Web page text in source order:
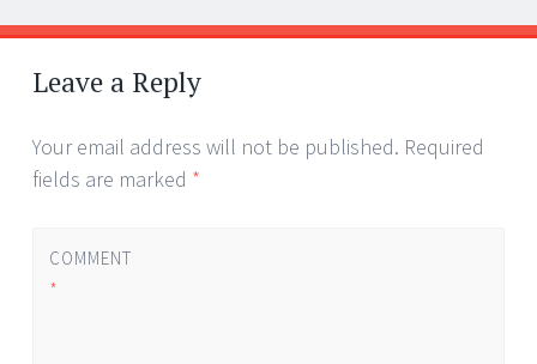
Post
navigation
←
→
Leave a Reply
Your email address will not be published. Required
fields are marked *
COMMENT
*